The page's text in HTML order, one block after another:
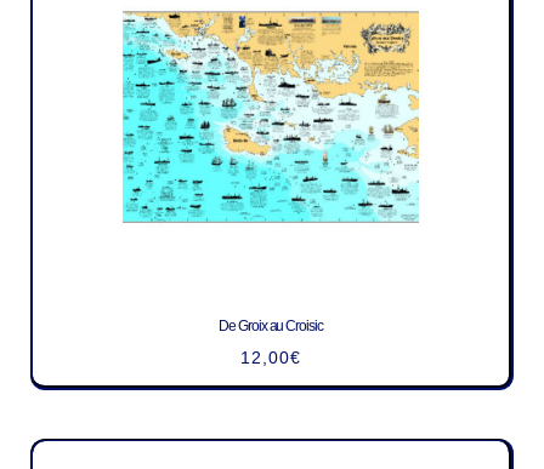
De Groix au Croisic
12,00€